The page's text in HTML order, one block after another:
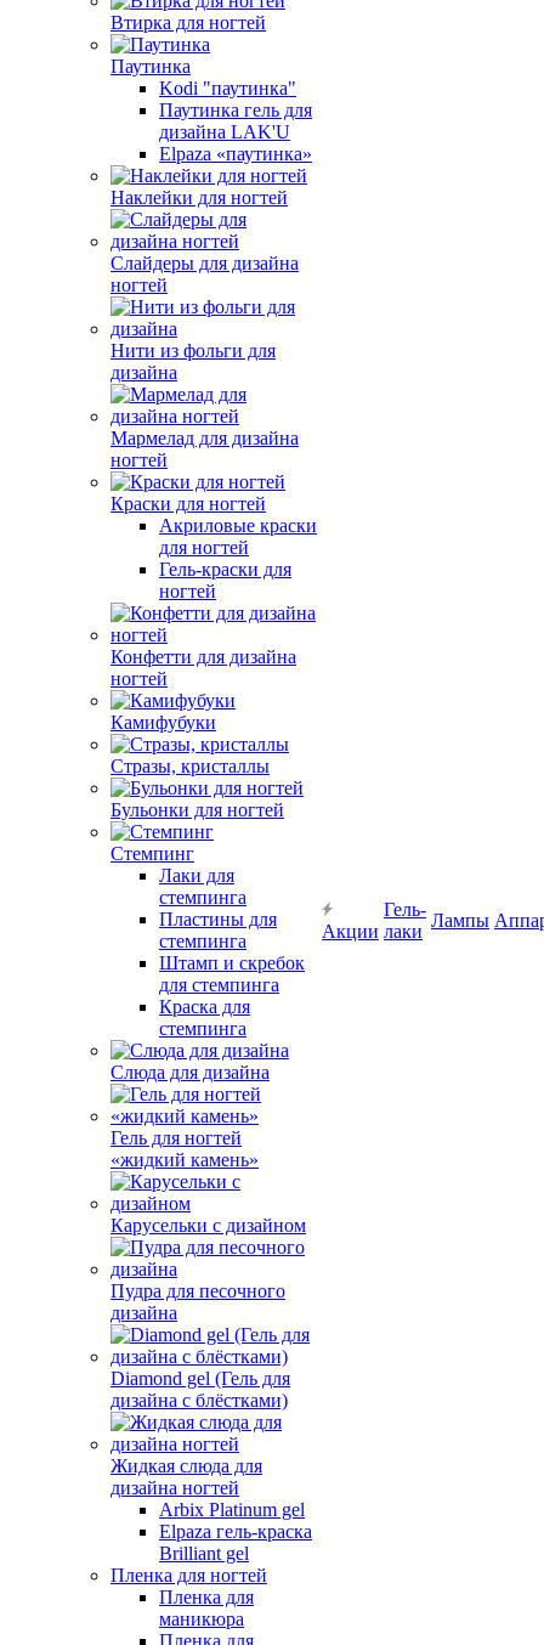
Втирка для ногтей
Паутинка
Kodi "паутинка"
Паутинка гель для
дизайна LAK'U
Elpaza «паутинка»
Наклейки для ногтей
Слайдеры для дизайна
ногтей
Нити из фольги для
дизайна
Мармелад для дизайна
ногтей
Краски для ногтей
Акриловые краски
для ногтей
Гель-краски для
ногтей
Конфетти для дизайна
ногтей
Камифубуки
Стразы, кристаллы
Бульонки для ногтей
Стемпинг
Лаки для
стемпинга
Пластины для
стемпинга
Штамп и скребок
для стемпинга
Краска для
стемпинга
Слюда для дизайна
Гель для ногтей
«жидкий камень»
Карусельки с дизайном
Пудра для песочного
дизайна
Diamond gel (Гель для
дизайна с блёстками)
Жидкая слюда для
дизайна ногтей
Arbix Platinum gel
Elpaza гель-краска
Brilliant gel
Пленка для ногтей
Пленка для
маникюра
Пленка для
Акции
Гель-
лаки
Лампы